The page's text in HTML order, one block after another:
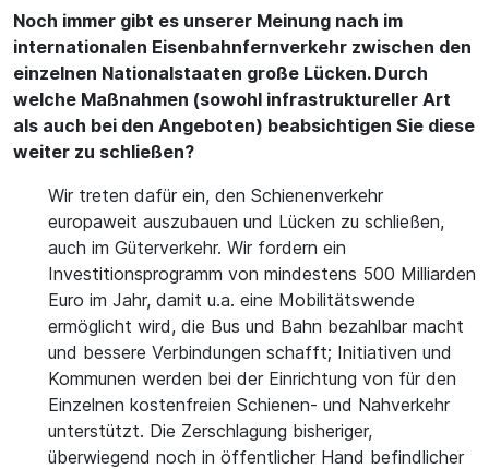
Noch immer gibt es unserer Meinung nach im
internationalen Eisenbahnfernverkehr zwischen den
einzelnen Nationalstaaten große Lücken. Durch
welche Maßnahmen (sowohl infrastruktureller Art
als auch bei den Angeboten) beabsichtigen Sie diese
weiter zu schließen?
Wir treten dafür ein, den Schienenverkehr
europaweit auszubauen und Lücken zu schließen,
auch im Güterverkehr. Wir fordern ein
Investitionsprogramm von mindestens 500 Milliarden
Euro im Jahr, damit u.a. eine Mobilitätswende
ermöglicht wird, die Bus und Bahn bezahlbar macht
und bessere Verbindungen schafft; Initiativen und
Kommunen werden bei der Einrichtung von für den
Einzelnen kostenfreien Schienen- und Nahverkehr
unterstützt. Die Zerschlagung bisheriger,
überwiegend noch in öffentlicher Hand befindlicher